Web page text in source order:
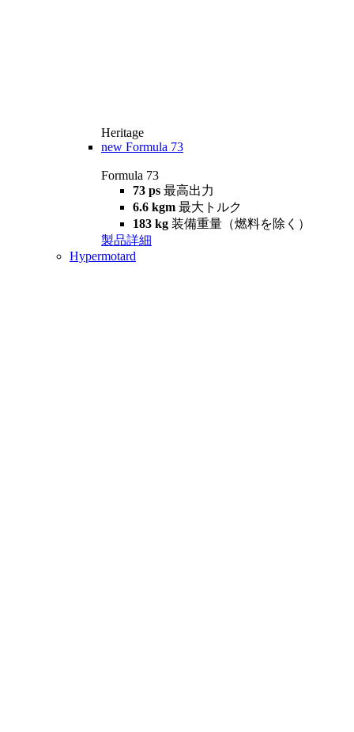
Heritage
new Formula 73
Formula 73
73 ps 最高出力
6.6 kgm 最大トルク
183 kg 装備重量（燃料を除く）
製品詳細
Hypermotard